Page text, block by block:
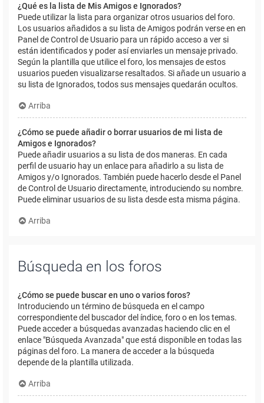
¿Qué es la lista de Mis Amigos e Ignorados?
Puede utilizar la lista para organizar otros usuarios del foro.
Los usuarios añadidos a su lista de Amigos podrán verse en en
Panel de Control de Usuario para un rápido acceso a ver si
están identificados y poder así enviarles un mensaje privado.
Según la plantilla que utilice el foro, los mensajes de estos
usuarios pueden visualizarse resaltados. Si añade un usuario a
su lista de Ignorados, todos sus mensajes quedarán ocultos.
Arriba
¿Cómo se puede añadir o borrar usuarios de mi lista de
Amigos e Ignorados?
Puede añadir usuarios a su lista de dos maneras. En cada
perfil de usuario hay un enlace para añadirlo a su lista de
Amigos y/o Ignorados. También puede hacerlo desde el Panel
de Control de Usuario directamente, introduciendo su nombre.
Puede eliminar usuarios de su lista desde esta misma página.
Arriba
Búsqueda en los foros
¿Cómo se puede buscar en uno o varios foros?
Introduciendo un término de búsqueda en el campo
correspondiente del buscador del índice, foro o en los temas.
Puede acceder a búsquedas avanzadas haciendo clic en el
enlace "Búsqueda Avanzada" que está disponible en todas las
páginas del foro. La manera de acceder a la búsqueda
depende de la plantilla utilizada.
Arriba